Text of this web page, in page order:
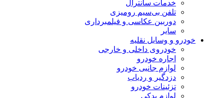
خدمات سانترال
تلفن بی‌سیم رومیزی
دوربین عکاسی و فیلمبرداری
سایر
خودرو و وسایل نقلیه
خودروی داخلی و خارجی
اجاره خودرو
لوازم جانبی خودرو
دزدگیر و ردیاب
تزئینات خودرو
لوازم یدکی